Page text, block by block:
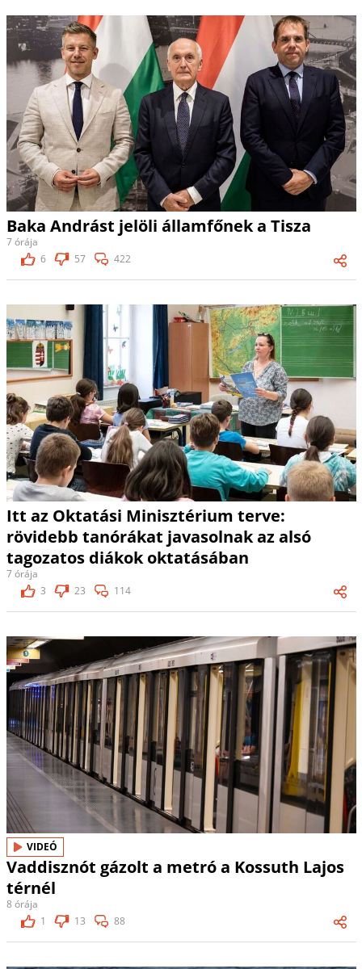
Baka Andrást jelöli államfőnek a Tisza
7 órája
6
57 422
Itt az Oktatási Minisztérium terve:
rövidebb tanórákat javasolnak az alsó
tagozatos diákok oktatásában
7 órája
3
23 114
VIDEÓ
Vaddisznót gázolt a metró a Kossuth Lajos
térnél
8 órája
1
13 88